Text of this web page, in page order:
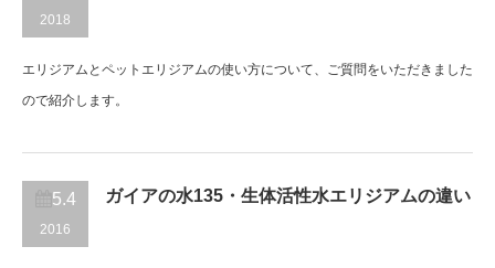
2018
エリジアムとペットエリジアムの使い方について、ご質問をいただきました
ので紹介します。
5.4
2016
ガイアの水135・生体活性水エリジアムの違い